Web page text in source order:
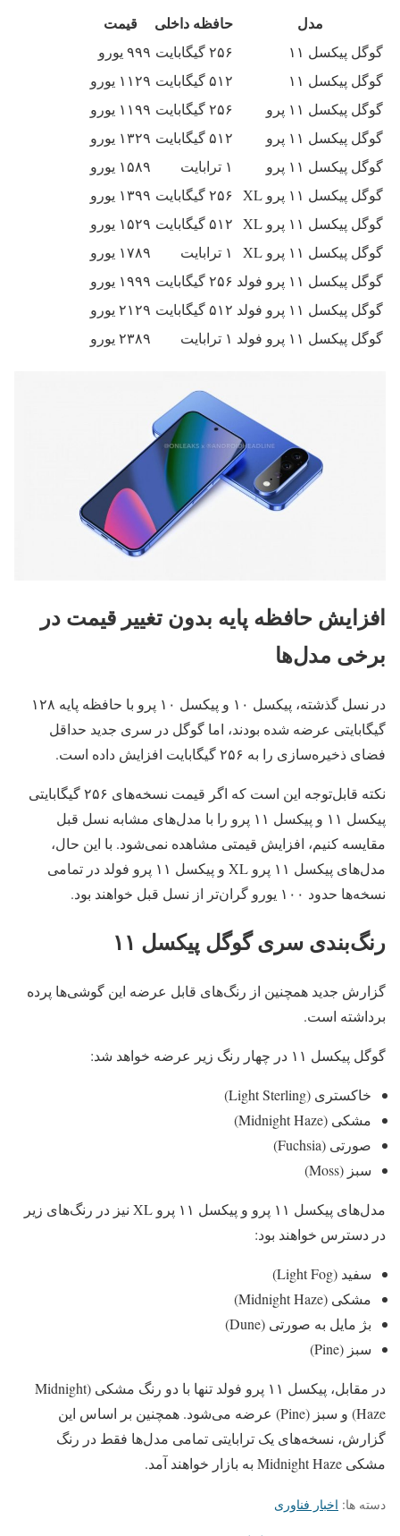
مدل حافظه داخلی قیمت
گوگل پیکسل ۱۱ ۲۵۶ گیگابایت
۹۹۹ یورو
گوگل پیکسل ۱۱
۵۱۲ گیگابایت
۱۱۲۹ یورو
گوگل پیکسل ۱۱ پرو
۲۵۶ گیگابایت
۱۱۹۹ یورو
گوگل پیکسل ۱۱ پرو
۵۱۲ گیگابایت
۱۳۲۹ یورو
گوگل پیکسل ۱۱ پرو
۱ ترابایت
۱۵۸۹ یورو
گوگل پیکسل ۱۱ پرو XL
۲۵۶ گیگابایت
۱۳۹۹ یورو
گوگل پیکسل ۱۱ پرو XL
۵۱۲ گیگابایت
۱۵۲۹ یورو
گوگل پیکسل ۱۱ پرو XL
۱ ترابایت
۱۷۸۹ یورو
گوگل پیکسل ۱۱ پرو فولد
۲۵۶ گیگابایت
۱۹۹۹ یورو
گوگل پیکسل ۱۱ پرو فولد
۵۱۲ گیگابایت
۲۱۲۹ یورو
گوگل پیکسل ۱۱ پرو فولد
۱ ترابایت ۲۳۸۹ یورو
افزایش حافظه پایه بدون تغییر قیمت در
برخی مدل‌ها
در نسل گذشته، پیکسل ۱۰ و پیکسل ۱۰ پرو با حافظه پایه ۱۲۸
گیگابایتی عرضه شده بودند، اما گوگل در سری جدید حداقل
فضای ذخیره‌سازی را به ۲۵۶ گیگابایت افزایش داده است.
نکته قابل‌توجه این است که اگر قیمت نسخه‌های ۲۵۶ گیگابایتی
پیکسل ۱۱ و پیکسل ۱۱ پرو را با مدل‌های مشابه نسل قبل
مقایسه کنیم، افزایش قیمتی مشاهده نمی‌شود. با این حال،
مدل‌های پیکسل ۱۱ پرو XL و پیکسل ۱۱ پرو فولد در تمامی
نسخه‌ها حدود ۱۰۰ یورو گران‌تر از نسل قبل خواهند بود.
رنگ‌بندی سری گوگل پیکسل ۱۱
گزارش جدید همچنین از رنگ‌های قابل عرضه این گوشی‌ها پرده
برداشته است.
گوگل پیکسل ۱۱ در چهار رنگ زیر عرضه خواهد شد:
خاکستری (Light Sterling)
مشکی (Midnight Haze)
صورتی (Fuchsia)
سبز (Moss)
مدل‌های پیکسل ۱۱ پرو و پیکسل ۱۱ پرو XL نیز در رنگ‌های زیر
در دسترس خواهند بود:
سفید (Light Fog)
مشکی (Midnight Haze)
بژ مایل به صورتی (Dune)
سبز (Pine)
در مقابل، پیکسل ۱۱ پرو فولد تنها با دو رنگ مشکی (Midnight
Haze) و سبز (Pine) عرضه می‌شود. همچنین بر اساس این
گزارش، نسخه‌های یک ترابایتی تمامی مدل‌ها فقط در رنگ
مشکی Midnight Haze به بازار خواهند آمد.
دسته ها: اخبار فناوری